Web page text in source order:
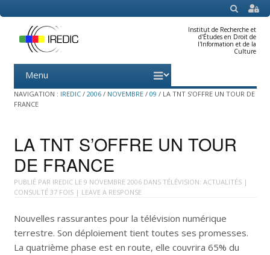
SEARCH
Institut de Recherche et
d'Études en Droit de
l'Information et de la
Culture
Menu
content
NAVIGATION : IREDIC / 2006 / NOVEMBRE / 09 / LA TNT S’OFFRE UN TOUR DE
FRANCE
LA TNT S’OFFRE UN TOUR
DE FRANCE
PUBLIÉ PAR IREDICLE 9 NOVEMBRE 2006DANS TÉLÉVISION: ACTUALITÉS|
CONSULTÉ 37 FOIS | LEAVE A RESPONSE
Nouvelles rassurantes pour la télévision numérique
terrestre. Son déploiement tient toutes ses promesses.
La quatrième phase est en route, elle couvrira 65% du